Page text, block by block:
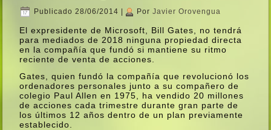
Publicado 28/06/2014 Por Javier Orovengua
El expresidente de Microsoft, Bill Gates, no tendrá
para mediados de 2018 ninguna propiedad directa
en la compañí­a que fundó si mantiene su ritmo
reciente de venta de acciones.
Gates, quien fundó la compañí­a que revolucionó los
ordenadores personales junto a su compañero de
colegio Paul Allen en 1975, ha vendido 20 millones
de acciones cada trimestre durante gran parte de
los últimos 12 años dentro de un plan previamente
establecido.